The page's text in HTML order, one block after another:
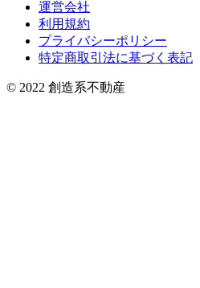
運営会社
利用規約
プライバシーポリシー
特定商取引法に基づく表記
© 2022 創造系不動産